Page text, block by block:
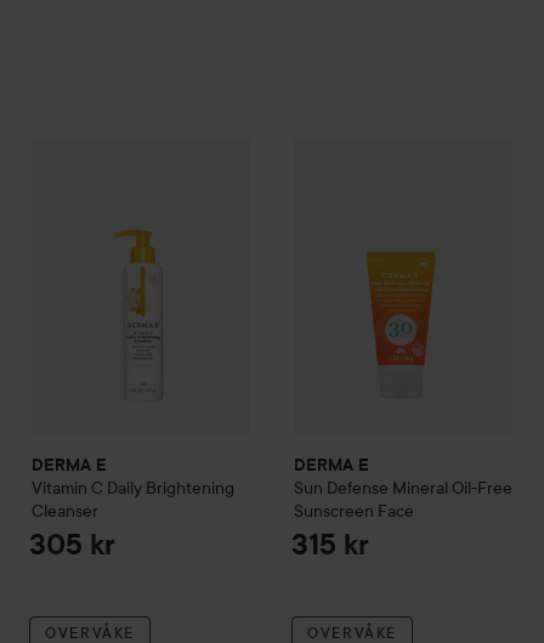
DERMA E
Vitamin C Daily Brightening
Cleanser
305 kr
OVERVÅKE
DERMA E
Sun Defense Mineral Oil-Free
Sunscreen Face
315 kr
OVERVÅKE